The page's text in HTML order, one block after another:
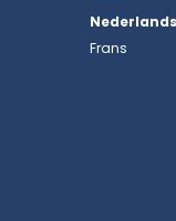
Nederlands
Frans